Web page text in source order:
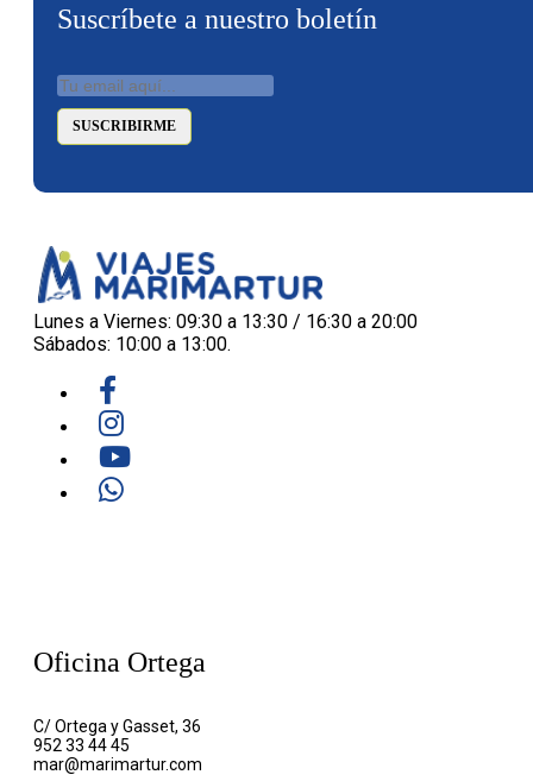
Suscríbete a nuestro boletín
SUSCRIBIRME
Lunes a Viernes: 09:30 a 13:30 / 16:30 a 20:00
Sábados: 10:00 a 13:00.
Oficina Ortega
C/ Ortega y Gasset, 36
952 33 44 45
mar@marimartur.com